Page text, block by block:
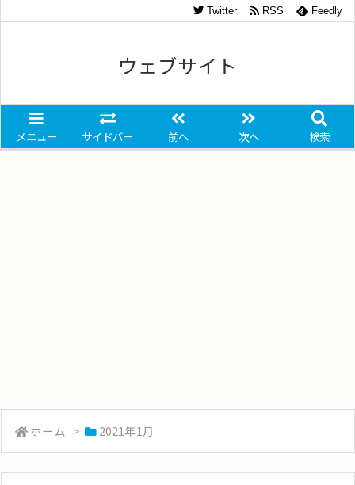
ウェブサイト
メニュー サイドバー 前へ 次へ 検索
Twitter RSS Feedly
ホーム > 2021年1月